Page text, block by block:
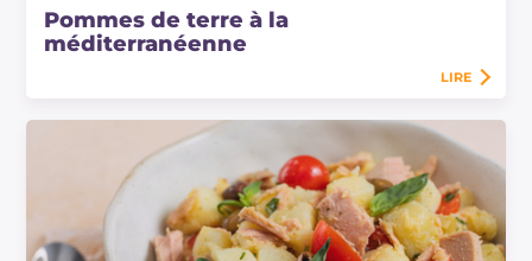
Pommes de terre à la
méditerranéenne
LIRE